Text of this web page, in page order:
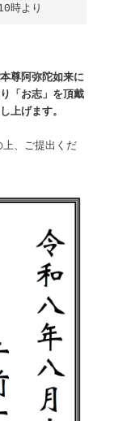
尊阿弥陀如来に
「お志」を頂戴
上げます。
、ご提出くだ